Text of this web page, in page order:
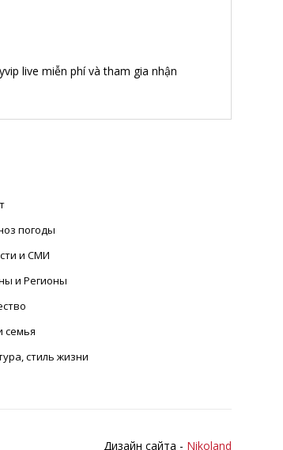
live miễn phí và tham gia nhận
погоды
и СМИ
и Регионы
семья
стиль жизни
Дизайн сайта - Nikoland